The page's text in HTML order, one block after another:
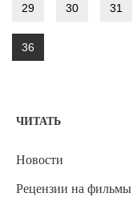
29 30 31
36
ЧИТАТЬ
Новости
Рецензии на фильмы